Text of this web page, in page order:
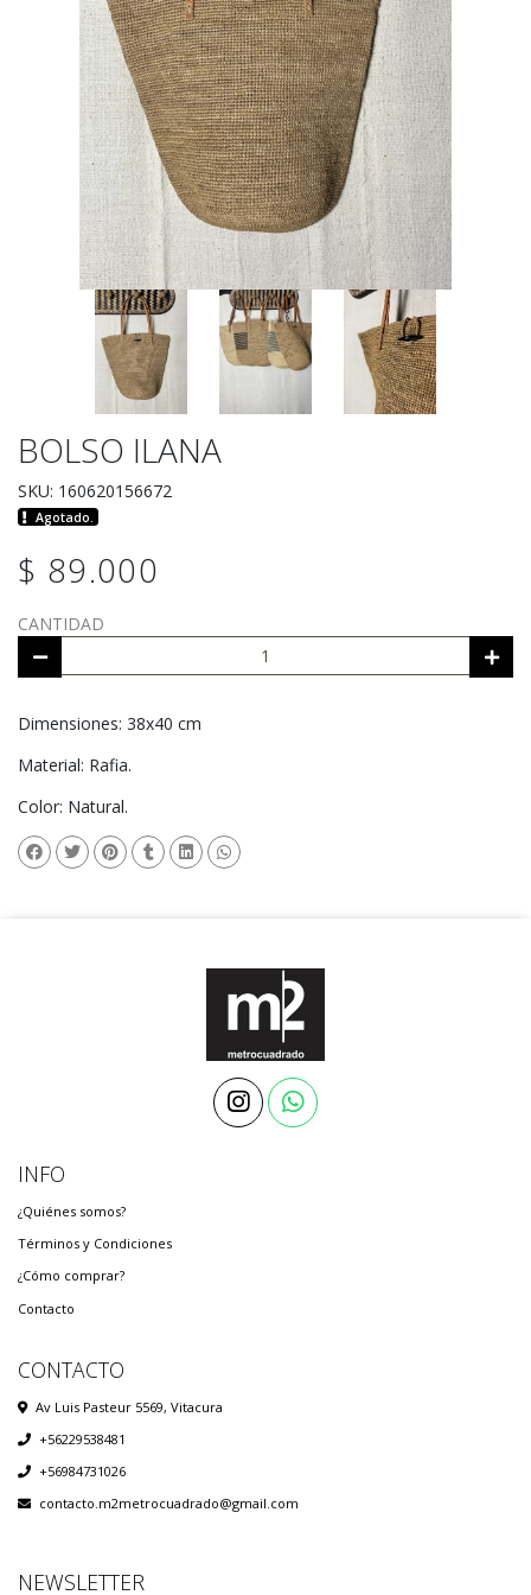
BOLSO ILANA
SKU: 160620156672
Agotado.
$ 89.000
CANTIDAD
Dimensiones: 38x40 cm
Material: Rafia.
Color: Natural.
INFO
¿Quiénes somos?
Términos y Condiciones
¿Cómo comprar?
Contacto
CONTACTO
Av Luis Pasteur 5569, Vitacura
+56229538481
+56984731026
contacto.m2metrocuadrado@gmail.com
NEWSLETTER